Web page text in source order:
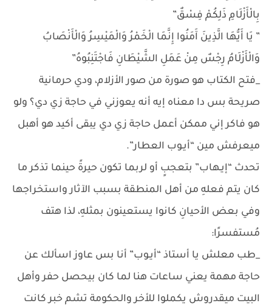
بِالْأَزْلَامِ ذَلِكُمْ فِسْقٌ”
” يَا أَيُّهَا الَّذِينَ آَمَنُوا إِنَّمَا الْخَمْرُ وَالْمَيْسِرُ وَالْأَنْصَابُ
وَالْأَزْلَامُ رِجْسٌ مِنْ عَمَلِ الشَّيْطَانِ فَاجْتَنِبُوهُ”
_فتح الكتاب هو صورة من صور الأزلام، ودي حرمانية
صريحة بس دا معناه إيه أنه يعوزني في حاجة زي دي؟ ولو
هو فاكر إني ممكن أعمل حاجة زي دي يبقى أكيد هو أهبل
ميعرفش مين “أيـوب العطار”.
تحدث “إيـهاب” بتعجبٍ أو لربما تكون حيرةً حينما تذكر ما
كان يتم فعلهِ من أهل المنطقة بسبب الآثار واستخراجها
وفي بعض الأحيانِ كانوا يستعينون بمثلهِ، لذا هتف
مُستفسرًا:
_طب معلش يا أستاذ “أيـوب” أنا بس عاوز اسألك عن
حاجة مهمة يعني ساعات هنا لما كان بيحصل حفر وأهل
البيت ميقدروش يكملوا للأخر والحكومة تشم خبر كانت